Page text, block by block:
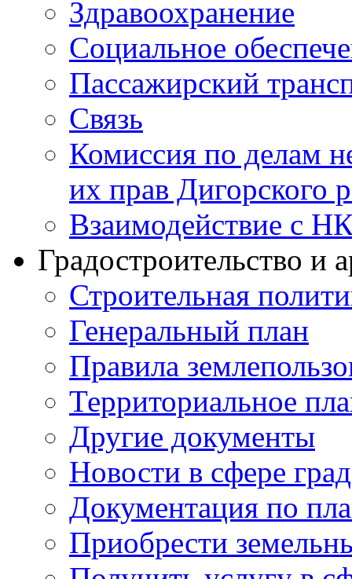
Здравоохранение
Социальное
Пассажирский
Связь
Комиссия по делам
их прав Дигорского
Взаимодействие с
Градостроительство и
Строительная
Генеральный план
Правила
Территориальное
Другие документы
Новости в сфере
Документация по
Приобрести